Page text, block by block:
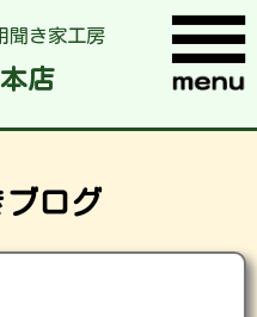
聞き家工房
店
ログ